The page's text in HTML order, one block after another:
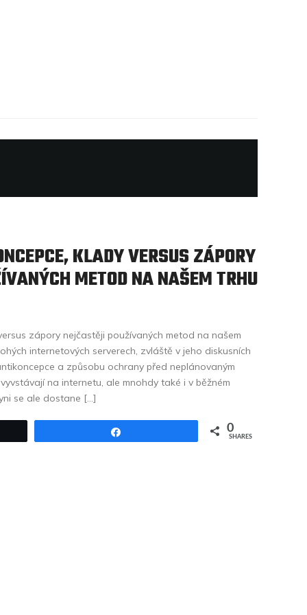
KLADY VERSUS ZÁPORY
METOD NA NAŠEM TRHU
zápory nejčastěji používaných metod na našem
internetových serverech, zvláště v jeho diskusních
a způsobu ochrany před neplánovaným
na internetu, ale mnohdy také i v běžném
se ale dostane […]
0
SHARES